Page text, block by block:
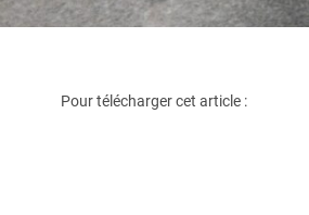
Pour télécharger cet article :